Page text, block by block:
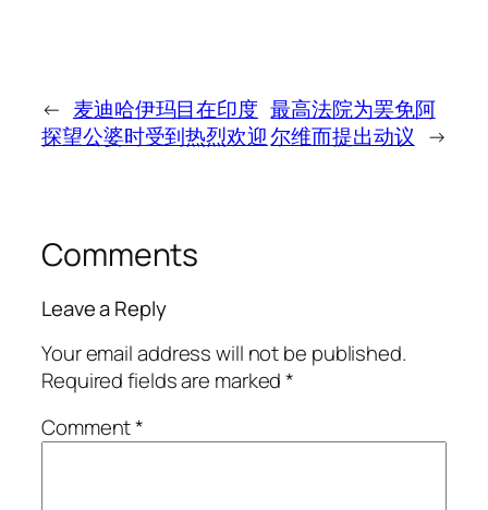
← 麦迪哈伊玛目在印度
探望公婆时受到热烈欢迎
最高法院为罢免阿
尔维而提出动议 →
Comments
Leave a Reply
Your email address will not be published.
Required fields are marked*
Comment*